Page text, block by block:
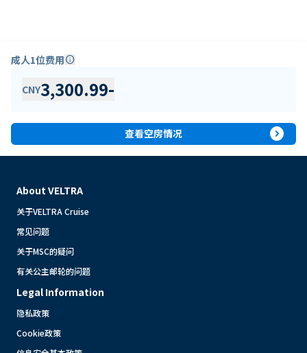
成人1位费用info
CNY3,300.99-
查看空房情况 expand_circle_right
About VELTRA
关于VELTRA Cruise
常见问题
关于MSC的疑问
有关公主邮轮的问题
Legal Information
隐私政策
Cookie政策